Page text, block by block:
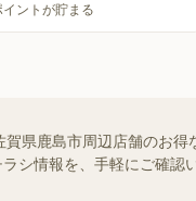
ントが貯まる
県鹿島市周辺店舗のお
シ情報を、手軽にご確認